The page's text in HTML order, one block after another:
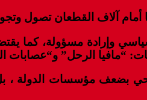
أمام آلاف القطعان تصول
وإرادة مسؤولة، كما
“مافيا الرحل” و“عصابات
بضعف مؤسسات الدولة